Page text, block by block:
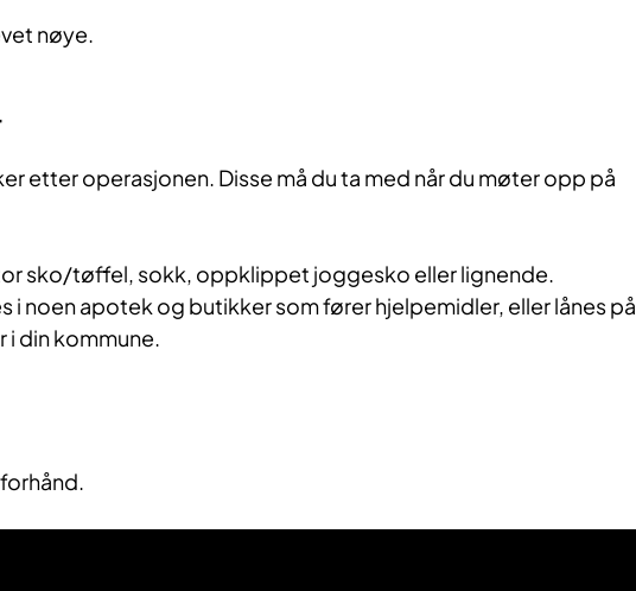
nøye.
etter operasjonen. Disse må du ta med når du møter opp på
sko/tøffel, sokk, oppklippet joggesko eller lignende.
i noen apotek og butikker som fører hjelpemidler, eller lånes på
din kommune.